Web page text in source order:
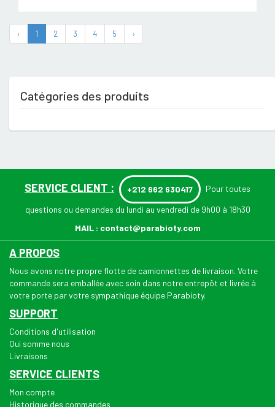
‹ 1 2 3 4 5 ›
Catégories des produits
SERVICE CLIENT : +212 662 630417 Pour toutes
questions ou demandes du lundi au vendredi de 9h00 à 18h30
MAIL : contact@parabioty.com
A PROPOS
Nous avons notre propre flotte de camionnettes de livraison. Votre
commande sera emballée avec soin dans notre entrepôt et livrée à
votre porte par votre sympathique équipe Parabioty.
SUPPORT
Conditions d'utilisation
Qui somme nous
Livraisons
SERVICE CLIENTS
Mon compte
Historique des commandes